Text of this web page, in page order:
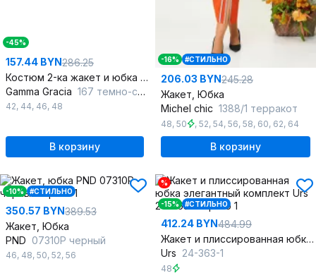
-45%
157.44 BYN286.25
Костюм 2-ка жакет и юбка с застежкой на молнии
Gamma Gracia 167 темно-серый-клетка
42, 44, 46, 48
В корзину
-16% #СТИЛЬНО
206.03 BYN245.28
Жакет, Юбка
Michel chic 1388/1 терракот
48, 50 , 52, 54, 56, 58, 60, 62, 64
В корзину
-10% #СТИЛЬНО
350.57 BYN389.53
Жакет, Юбка
PND 07310P черный
46, 48, 50, 52, 56
%
-15% #СТИЛЬНО
412.24 BYN484.99
Жакет и плиссированная юбка элегантный комплект
Urs 24-363-1
48